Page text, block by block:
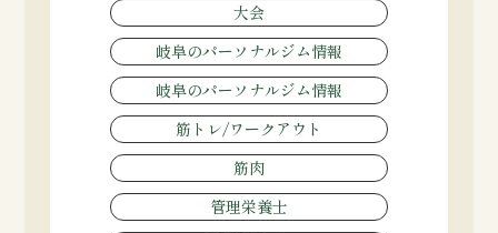
大会
岐阜のパーソナルジム情報
岐阜のパーソナルジム情報
筋トレ/ワークアウト
筋肉
管理栄養士